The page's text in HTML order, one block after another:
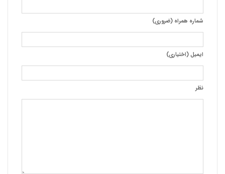
شماره همراه (ضروری)
ایمیل (اختیاری)
نظر